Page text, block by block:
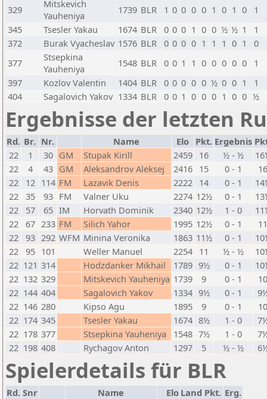
329
Mitskevich
Yauheniya
1739 BLR 1 0 0 0 0 1 0 1 0
1
345
Tsesler Yakau 1674 BLR 0 0 0 1 0 0 ½ ½ 1
1
372
Burak Vyacheslav 1576 BLR 0 0 0 0 1 1 1 0 1
0
377
Stsepkina
Yauheniya
1548 BLR 0 0 1 1 0 0 0 0 0
1
397
Kozlov Valentin 1404 BLR 0 0 0 0 0 ½ 0 0 1
1
404
Sagalovich Yakov 1334 BLR 0 0 1 0 0 0 1 0 0 ½
Ergebnisse der letzten
Rd. Br. Nr. Name Elo Pkt. Ergebnis
22
1 30 GM Stupak Kirill 2459 16 ½ - ½
22
4 43 GM Aleksandrov Aleksej 2416 15 0 - 1
22
12 114 FM Lazavik Denis 2222 14 0 - 1
22 35 93 FM Valner Uku 2274 12½ 0 - 1
22
57 65 IM Horvath Dominik 2340 12½ 1 - 0
22 67 233 FM Silich Yahor 1995 12½ 0 - 1
22 93 292 WFM Minina Veronika 1863 11½ 0 - 1
22 95 101 Weller Manuel 2254 11 ½ - ½
22 121 314 Hodzdanker Mikhail 1789 9½ 0 - 1
22 132 329 Mitskevich Yauheniya 1739 9 0 - 1
22 144 404 Sagalovich Yakov 1334 9½ 0 - 1
22 146 280 Kipso Agu 1895 9 0 - 1
22 174 345 Tsesler Yakau 1674 8½ 1 - 0
22 178 377 Stsepkina Yauheniya 1548 7½ 1 - 0
22 198 408 Rychagov Anton 1297 5 ½ - ½
Spielerdetails für BLR
Rd. Snr Name Elo Land Pkt. Erg.